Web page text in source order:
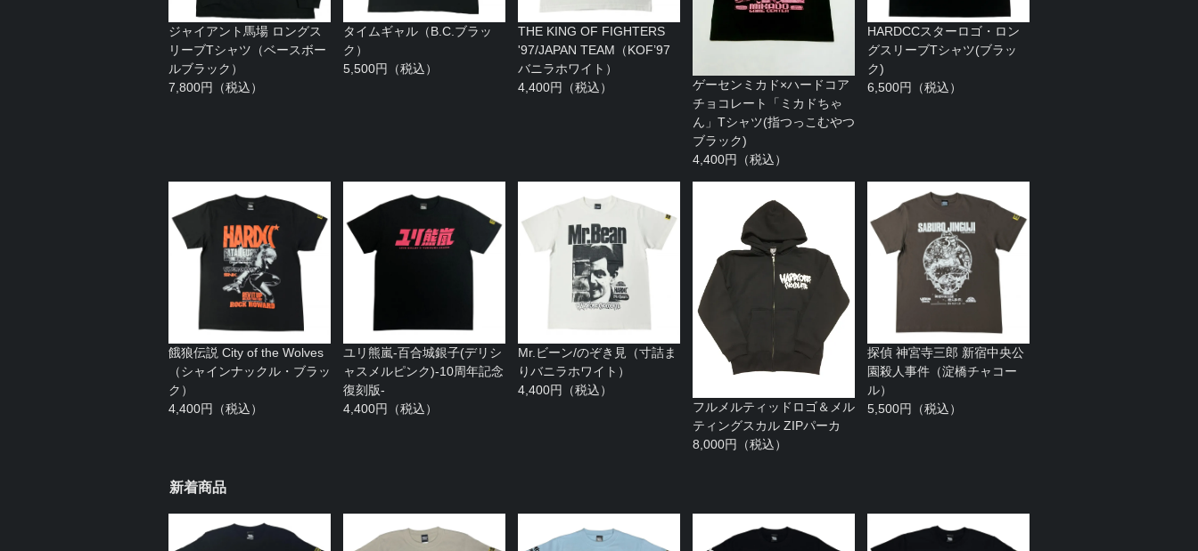
ジャイアント馬場 ロングス
リーブTシャツ（ベースボー
ルブラック）
7,800円（税込）
タイムギャル（B.C.ブラッ
ク）
5,500円（税込）
THE KING OF FIGHTERS
'97/JAPAN TEAM（KOF’97
バニラホワイト）
4,400円（税込）
ゲーセンミカド×ハードコア
チョコレート「ミカドちゃ
ん」Tシャツ(指つっこむやつ
ブラック)
4,400円（税込）
HARDCCスターロゴ・ロン
グスリーブTシャツ(ブラッ
ク)
6,500円（税込）
餓狼伝説 City of the Wolves
（シャインナックル・ブラッ
ク）
4,400円（税込）
ユリ熊嵐-百合城銀子(デリシ
ャスメルピンク)-10周年記念
復刻版-
4,400円（税込）
Mr.ビーン/のぞき見（寸詰ま
りバニラホワイト）
4,400円（税込）
フルメルティッドロゴ＆メル
ティングスカル ZIPパーカ
8,000円（税込）
探偵 神宮寺三郎 新宿中央公
園殺人事件（淀橋チャコー
ル）
5,500円（税込）
新着商品